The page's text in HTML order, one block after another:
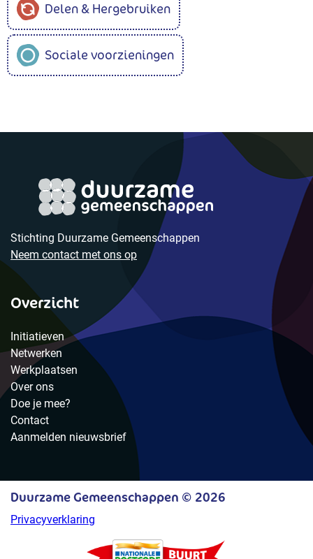
Delen & Hergebruiken
Sociale voorzieningen
Stichting Duurzame Gemeenschappen
Neem contact met ons op
Overzicht
Initiatieven
Netwerken
Werkplaatsen
Over ons
Doe je mee?
Contact
Aanmelden nieuwsbrief
Duurzame Gemeenschappen © 2026
Privacyverklaring